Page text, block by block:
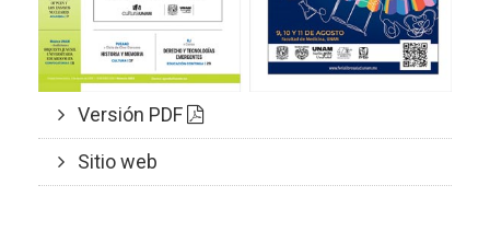
Versión PDF
Sitio web